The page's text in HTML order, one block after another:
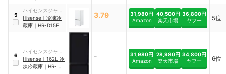
5
ハイセンスジャパ
ン
Hisense ｜ 冷凍冷
蔵庫 ｜ HR-D15F
3.79
31,980円
Amazon
40,500円
楽天市場
36,800円
ヤフー
5位
6
ハイセンスジャパ
ン
Hisense ｜ 162L 冷
凍冷蔵庫 ｜ ‎HR-
-
31,980円
Amazon
28,980円
楽天市場
34,800円
ヤフー
6位